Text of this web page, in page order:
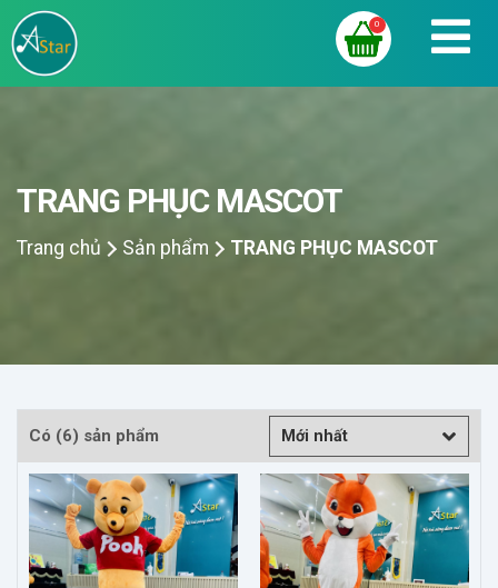
0
TRANG PHỤC MASCOT
Trang chủ Sản phẩm TRANG PHỤC MASCOT
Có (6) sản phẩm Mới nhất